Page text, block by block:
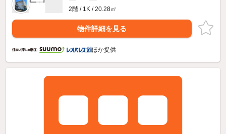
2階 / 1K / 20.28㎡
物件詳細を見る
ほか提供